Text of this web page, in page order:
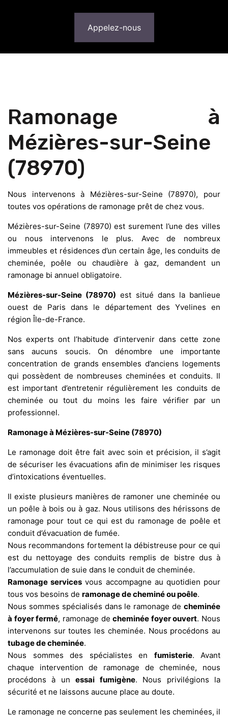
Appelez-nous
Ramonage à
Mézières-sur-Seine
(78970)
Nous intervenons à Mézières-sur-Seine (78970), pour
toutes vos opérations de ramonage prêt de chez vous.
Mézières-sur-Seine (78970) est surement l’une des villes
ou nous intervenons le plus. Avec de nombreux
immeubles et résidences d’un certain âge, les conduits de
cheminée, poêle ou chaudière à gaz, demandent un
ramonage bi annuel obligatoire.
Mézières-sur-Seine (78970) est situé dans la banlieue
ouest de Paris dans le département des Yvelines en
région Île-de-France.
Nos experts ont l’habitude d’intervenir dans cette zone
sans aucuns soucis. On dénombre une importante
concentration de grands ensembles d’anciens logements
qui possèdent de nombreuses cheminées et conduits. Il
est important d’entretenir régulièrement les conduits de
cheminée ou tout du moins les faire vérifier par un
professionnel.
Ramonage à Mézières-sur-Seine (78970)
Le ramonage doit être fait avec soin et précision, il s’agit
de sécuriser les évacuations afin de minimiser les risques
d’intoxications éventuelles.
Il existe plusieurs manières de ramoner une cheminée ou
un poêle à bois ou à gaz. Nous utilisons des hérissons de
ramonage pour tout ce qui est du ramonage de poêle et
conduit d’évacuation de fumée.
Nous recommandons fortement la débistreuse pour ce qui
est du nettoyage des conduits remplis de bistre dus à
l’accumulation de suie dans le conduit de cheminée.
Ramonage services vous accompagne au quotidien pour
tous vos besoins de ramonage de cheminé ou poêle.
Nous sommes spécialisés dans le ramonage de cheminée
à foyer fermé, ramonage decheminée foyer ouvert. Nous
intervenons sur toutes les cheminée. Nous procédons au
tubage de cheminée.
Nous sommes des spécialistes en fumisterie. Avant
chaque intervention de ramonage de cheminée, nous
procédons à unessai fumigène. Nous privilégions la
sécurité et ne laissons aucune place au doute.
Le ramonage ne concerne pas seulement les cheminées, il